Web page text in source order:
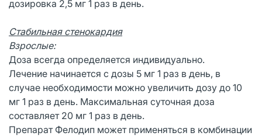
дозировка 2,5 мг 1 раз в день.
Стабильная стенокардия
Взрослые:
Доза всегда определяется индивидуально.
Лечение начинается с дозы 5 мг 1 раз в день, в
случае необходимости можно увеличить дозу до 10
мг 1 раз в день. Максимальная суточная доза
составляет 20 мг 1 раз в день.
Препарат Фелодип может применяться в комбинации